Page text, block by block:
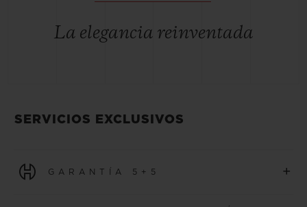
La elegancia reinventada
SERVICIOS EXCLUSIVOS
GARANTÍA 5+5 +